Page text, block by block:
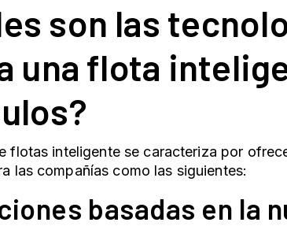
son las
una flota
flotas inteligente se caracteriza por
las compañías como las siguientes:
basadas en la